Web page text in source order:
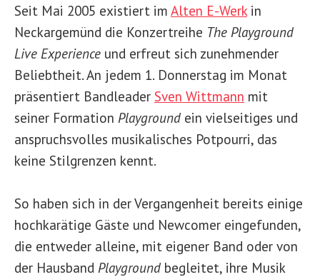
Seit Mai 2005 existiert im Alten E-Werk in
Neckargemünd die Konzertreihe The Playground
Live Experience und erfreut sich zunehmender
Beliebtheit. An jedem 1. Donnerstag im Monat
präsentiert Bandleader Sven Wittmann mit
seiner Formation Playground ein vielseitiges und
anspruchsvolles musikalisches Potpourri, das
keine Stilgrenzen kennt.
So haben sich in der Vergangenheit bereits einige
hochkarätige Gäste und Newcomer eingefunden,
die entweder alleine, mit eigener Band oder von
der Hausband Playground begleitet, ihre Musik